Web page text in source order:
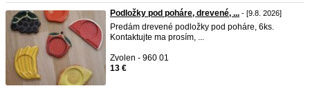
Podložky pod poháre, drevené, ... - [9.8. 2026]
Predám drevené podložky pod poháre, 6ks.
Kontaktujte ma prosím, ...
Zvolen - 960 01
13 €